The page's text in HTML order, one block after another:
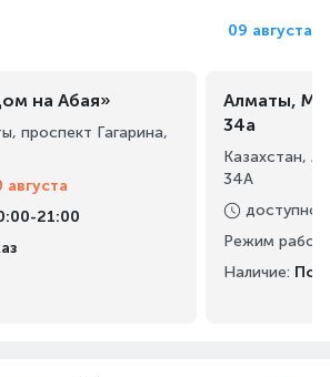
09 августа
на Абая»
проспект Гагарина,
августа
21:00
Алматы,
34а
Казахстан,
34А
доступно
Режим
Наличие: Под